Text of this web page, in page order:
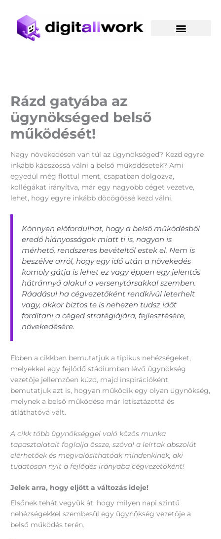
content
Rázd gatyába az
ügynökséged belső
működését!
Nagy növekedésen van túl az ügynökséged? Kezd egyre
inkább káoszossá válni a belső működésetek? Ami
egyedül még flottul ment, csapatban dolgozva,
kollégákat irányítva, már egy nagyobb céget vezetve,
lehet, hogy egyre inkább döcögőssé kezd válni.
Könnyen előfordulhat, hogy a belső működésből
eredő hiányosságok miatt ti is, nagyon is
mérhető, rendszeres bevételtől estek el. Nem is
beszélve arról, hogy egy idő után a növekedés
komoly gátja is lehet ez vagy éppen egy jelentős
hátránnyá alakul a versenytársakkal szemben.
Ráadásul ha cégvezetőként rendkívül leterhelt
vagy, akkor biztos te is nehezen tudsz időt
fordítani a céged stratégiájára, fejlesztésére,
növekedésére.
Ebben a cikkben bemutatjuk a tipikus nehézségeket,
melyekkel egy fejlődő stádiumban lévő ügynökség
vezetője jellemzően küzd, majd inspirációként
bemutatjuk azt is, hogyan működik egy olyan ügynökség,
melynek a belső működése már letisztázottá és
átláthatóvá vált.
A cikk több ügynökséggel való közös munka
tapasztalatait foglalja össze, szóval a leírtak abszolút
elérhetőek és megvalósíthatóak mindenkinek, aki
tudatosan nyit a fejlődés irányába cégvezetőként!
Jelek arra, hogy eljött a változás ideje!
Elsőnek tehát vegyük át, hogy milyen napi szintű
nehézségekkel szembesül egy ügynökség vezetője a
belső működés terén.